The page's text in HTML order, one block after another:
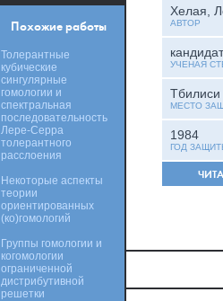
Хелая,
АВТОР
УЧЕНАЯ
Тбилиси
МЕСТО
1984
ГОД
Похожие работы
Толерантные
кубические
сингулярные
гомологии и
спектральная
последовательность
Лере-Серра
толерантного
расслоения
Некоторые аспекты
теории
ориентированных
(ко)гомологий
Группы гомологии и
когомологии
ограниченной
дистрибутивной
решетки